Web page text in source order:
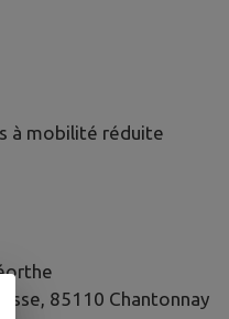
à mobilité réduite
85110 Chantonnay